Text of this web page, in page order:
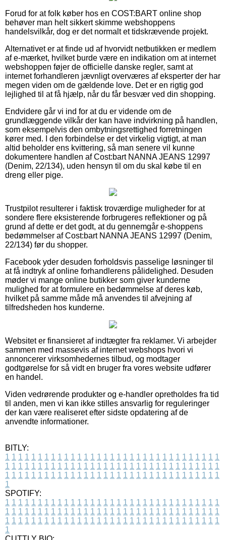
Forud for at folk køber hos en COST:BART online shop
behøver man helt sikkert skimme webshoppens
handelsvilkår, dog er det normalt et tidskrævende projekt.
Alternativet er at finde ud af hvorvidt netbutikken er medlem
af e-mærket, hvilket burde være en indikation om at internet
webshoppen føjer de officielle danske regler, samt at
internet forhandleren jævnligt overværes af eksperter der har
megen viden om de gældende love. Det er en rigtig god
lejlighed til at få hjælp, når du får besvær ved din shopping.
Endvidere går vi ind for at du er vidende om de
grundlæggende vilkår der kan have indvirkning på handlen,
som eksempelvis den ombytningsrettighed forretningen
kører med. I den forbindelse er det virkelig vigtigt, at man
altid beholder ens kvittering, så man senere vil kunne
dokumentere handlen af Cost:bart NANNA JEANS 12997
(Denim, 22/134), uden hensyn til om du skal købe til en
dreng eller pige.
Trustpilot resulterer i faktisk troværdige muligheder for at
sondere flere eksisterende forbrugeres reflektioner og på
grund af dette er det godt, at du gennemgår e-shoppens
bedømmelser af Cost:bart NANNA JEANS 12997 (Denim,
22/134) før du shopper.
Facebook yder desuden forholdsvis passelige løsninger til
at få indtryk af online forhandlerens pålidelighed. Desuden
møder vi mange online butikker som giver kunderne
mulighed for at formulere en bedømmelse af deres køb,
hvilket på samme måde må anvendes til afvejning af
tilfredsheden hos kunderne.
Websitet er finansieret af indtægter fra reklamer. Vi arbejder
sammen med massevis af internet webshops hvori vi
annoncerer virksomhedernes tilbud, og modtager
godtgørelse for så vidt en bruger fra vores website udfører
en handel.
Viden vedrørende produkter og e-handler opretholdes fra tid
til anden, men vi kan ikke stilles ansvarlig for reguleringer
der kan være realiseret efter sidste opdatering af de
anvendte informationer.
BITLY:
1 1 1 1 1 1 1 1 1 1 1 1 1 1 1 1 1 1 1 1 1 1 1 1 1 1 1 1 1 1 1 1 1
1 1 1 1 1 1 1 1 1 1 1 1 1 1 1 1 1 1 1 1 1 1 1 1 1 1 1 1 1 1 1 1 1
1 1 1 1 1 1 1 1 1 1 1 1 1 1 1 1 1 1 1 1 1 1 1 1 1 1 1 1 1 1 1 1 1
1
SPOTIFY:
1 1 1 1 1 1 1 1 1 1 1 1 1 1 1 1 1 1 1 1 1 1 1 1 1 1 1 1 1 1 1 1 1
1 1 1 1 1 1 1 1 1 1 1 1 1 1 1 1 1 1 1 1 1 1 1 1 1 1 1 1 1 1 1 1 1
1 1 1 1 1 1 1 1 1 1 1 1 1 1 1 1 1 1 1 1 1 1 1 1 1 1 1 1 1 1 1 1 1
1